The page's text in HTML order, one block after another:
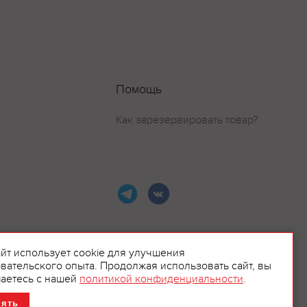
Помощь
Как зарезервировать товар?
использует cookie для улучшения
опыта. Продолжая использовать сайт, вы
с нашей политикой конфиденциальности.